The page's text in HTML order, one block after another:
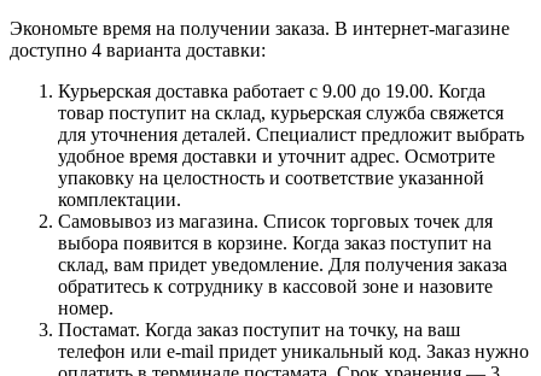
Экономьте время на получении заказа. В интернет-магазине
доступно 4 варианта доставки:
Курьерская доставка работает с 9.00 до 19.00. Когда
товар поступит на склад, курьерская служба свяжется
для уточнения деталей. Специалист предложит выбрать
удобное время доставки и уточнит адрес. Осмотрите
упаковку на целостность и соответствие указанной
комплектации.
Самовывоз из магазина. Список торговых точек для
выбора появится в корзине. Когда заказ поступит на
склад, вам придет уведомление. Для получения заказа
обратитесь к сотруднику в кассовой зоне и назовите
номер.
Постамат. Когда заказ поступит на точку, на ваш
телефон или e-mail придет уникальный код. Заказ нужно